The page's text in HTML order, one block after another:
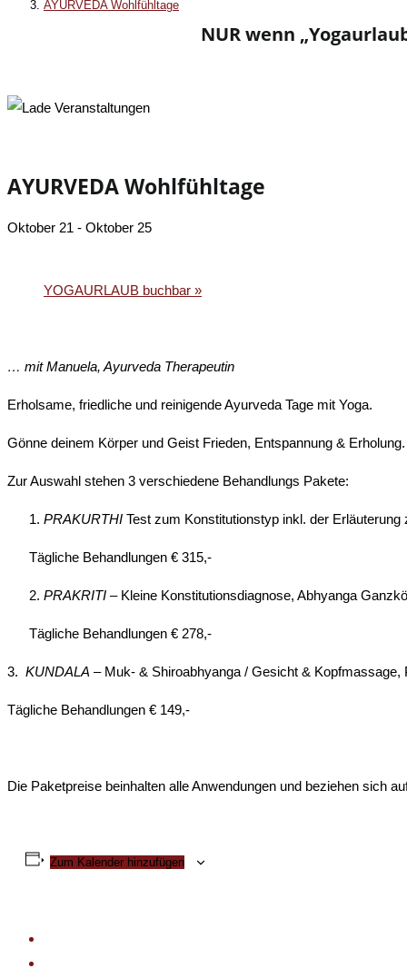
AYURVEDA Wohlfühltage
NUR wenn
AYURVEDA Wohlfühltage
Oktober 21 - Oktober 25
YOGAURLAUB buchbar »
… mit Manuela, Ayurveda Therapeutin
Erholsame, friedliche und reinigende Ayurveda Tage mit Yoga.
Gönne deinem Körper und Geist Frieden, Entspannung & Erholung.
Zur Auswahl stehen 3 verschiedene Behandlungs Pakete:
PRAKURTHI Test zum Konstitutionstyp inkl. der
Tägliche Behandlungen € 315,-
PRAKRITI – Kleine Konstitutionsdiagnose, Abhyanga
Tägliche Behandlungen € 278,-
3. KUNDALA – Muk- & Shiroabhyanga / Gesicht & Kopfmassage,
Tägliche Behandlungen € 149,-
Die Paketpreise beinhalten alle Anwendungen und beziehen sich
Zum Kalender hinzufügen